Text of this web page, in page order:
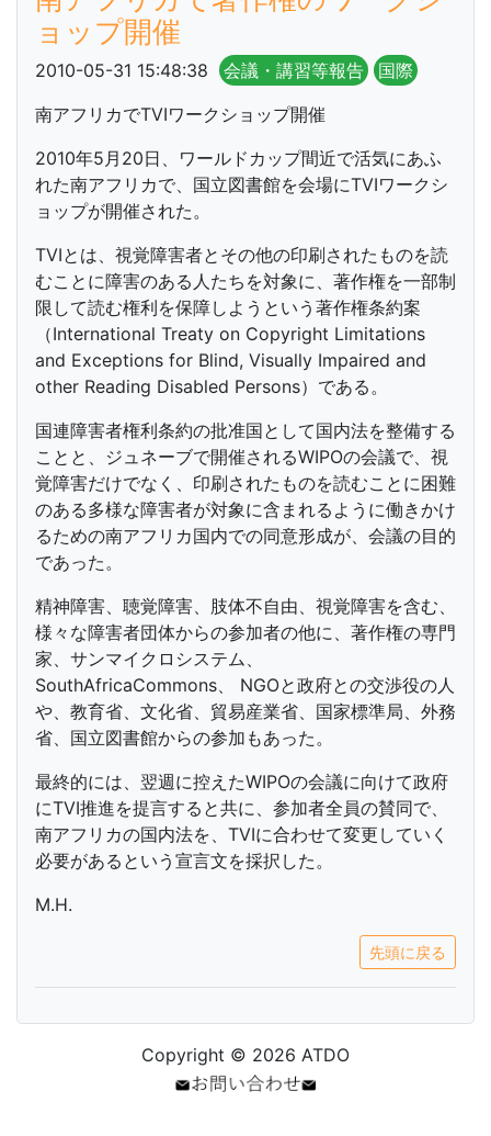
ョップ開催
2010-05-31 15:48:38 会議・講習等報告
国際
南アフリカでTVIワークショップ開催
2010年5月20日、ワールドカップ間近で活気にあふ
れた南アフリカで、国立図書館を会場にTVIワークシ
ョップが開催された。
TVIとは、視覚障害者とその他の印刷されたものを読
むことに障害のある人たちを対象に、著作権を一部制
限して読む権利を保障しようという著作権条約案
（International Treaty on Copyright Limitations
and Exceptions for Blind, Visually Impaired and
other Reading Disabled Persons）である。
国連障害者権利条約の批准国として国内法を整備する
ことと、ジュネーブで開催されるWIPOの会議で、視
覚障害だけでなく、印刷されたものを読むことに困難
のある多様な障害者が対象に含まれるように働きかけ
るための南アフリカ国内での同意形成が、会議の目的
であった。
精神障害、聴覚障害、肢体不自由、視覚障害を含む、
様々な障害者団体からの参加者の他に、著作権の専門
家、サンマイクロシステム、
SouthAfricaCommons、 NGOと政府との交渉役の人
や、教育省、文化省、貿易産業省、国家標準局、外務
省、国立図書館からの参加もあった。
最終的には、翌週に控えたWIPOの会議に向けて政府
にTVI推進を提言すると共に、参加者全員の賛同で、
南アフリカの国内法を、TVIに合わせて変更していく
必要があるという宣言文を採択した。
M.H.
先頭に戻る
Copyright © 2026 ATDO